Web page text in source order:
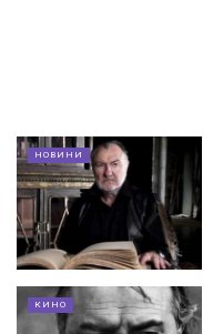
НОВИНИ
КИНО